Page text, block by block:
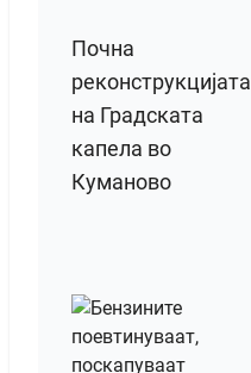
Почна
реконструкцијата
на Градската
капела во
Куманово